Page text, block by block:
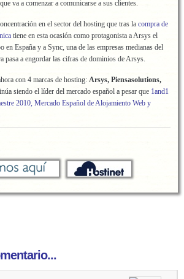
va a comenzar a comunicarse a sus clientes.
en el sector del hosting que tras la compra de
tiene en esta ocasión como protagonista a Arsys el
en España y a Sync, una de las empresas medianas del
pasa a engordar las cifras de dominios de Arsys.
con 4 marcas de hosting: Arsys, Piensasolutions,
siendo el líder del mercado español a pesar que 1and1
2010, Mercado Español de Alojamiento Web y